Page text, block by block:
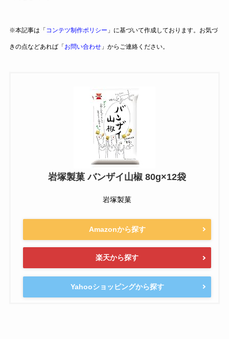
※本記事は「 コンテツ制作ポリシー 」に基づいて作成しております。お気づ
きの点などあれば「お問い合わせ」からご連絡ください。
岩塚製菓 バンザイ山椒 80g×12袋
岩塚製菓
Amazonから探す
楽天から探す
Yahooショッピングから探す